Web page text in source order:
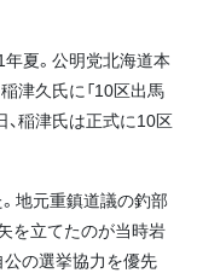
夏。公明党北海道本
津久氏に「10区出馬
、稲津氏は正式に10区
地元重鎮道議の釣部
を立てたのが当時岩
公の選挙協力を優先